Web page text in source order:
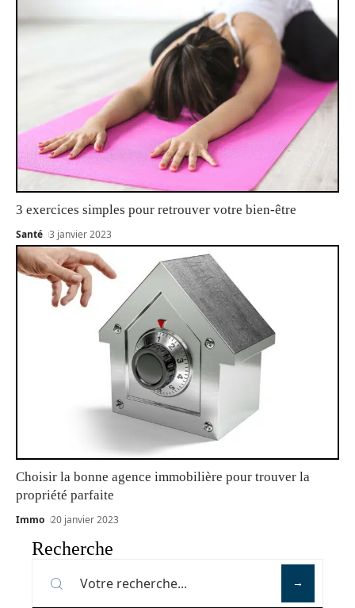
3 exercices simples pour retrouver votre bien-être
Santé 3 janvier 2023
Choisir la bonne agence immobilière pour trouver la
propriété parfaite
Immo 20 janvier 2023
Recherche